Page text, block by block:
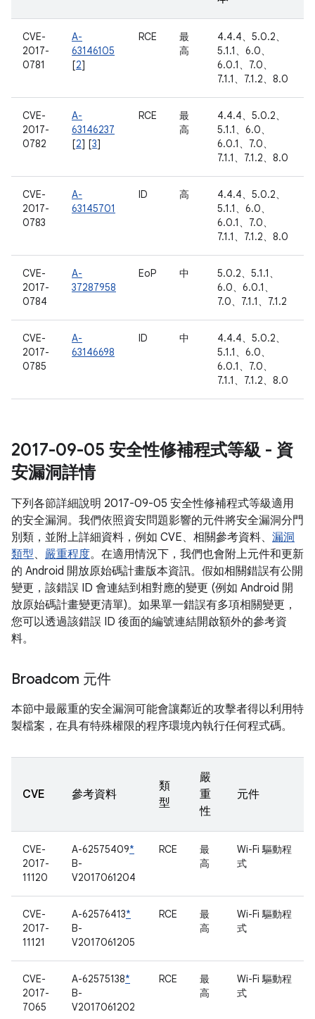
CVE-
2017-
0781
A-
63146105
[2]
RCE
最
高
4.4.4、5.0.2、
5.1.1、6.0、
6.0.1、7.0、
7.1.1、7.1.2、8.0
CVE-
2017-
0782
A-
63146237
[2] [3]
RCE
最
高
4.4.4、5.0.2、
5.1.1、6.0、
6.0.1、7.0、
7.1.1、7.1.2、8.0
CVE-
2017-
0783
A-
63145701
ID 高
4.4.4、5.0.2、
5.1.1、6.0、
6.0.1、7.0、
7.1.1、7.1.2、8.0
CVE-
2017-
0784
A-
37287958
EoP 中
5.0.2、5.1.1、
6.0、6.0.1、
7.0、7.1.1、7.1.2
CVE-
2017-
0785
A-
63146698
ID 中
4.4.4、5.0.2、
5.1.1、6.0、
6.0.1、7.0、
7.1.1、7.1.2、8.0
2017-09-05 安全性修補程式等級 - 資
安漏洞詳情
下列各節詳細說明 2017-09-05 安全性修補程式等級適用
的安全漏洞。我們依照資安問題影響的元件將安全漏洞分門
別類，並附上詳細資料，例如 CVE、相關參考資料、 漏洞
類型、 嚴重程度。在適用情況下，我們也會附上元件和更新
的 Android 開放原始碼計畫版本資訊。假如相關錯誤有公開
變更，該錯誤 ID 會連結到相對應的變更 (例如 Android 開
放原始碼計畫變更清單)。如果單一錯誤有多項相關變更，
您可以透過該錯誤 ID 後面的編號連結開啟額外的參考資
料。
Broadcom 元件
本節中最嚴重的安全漏洞可能會讓鄰近的攻擊者得以利用特
製檔案，在具有特殊權限的程序環境內執行任何程式碼。
CVE 參考資料
類
型
嚴
重
性
元件
CVE-
2017-
11120
A-62575409*
B-
V2017061204
RCE
最
高
Wi-Fi 驅動程
式
CVE-
2017-
11121
A-62576413*
B-
V2017061205
RCE
最
高
Wi-Fi 驅動程
式
CVE-
2017-
7065
A-62575138*
B-
V2017061202
RCE
最
高
Wi-Fi 驅動程
式